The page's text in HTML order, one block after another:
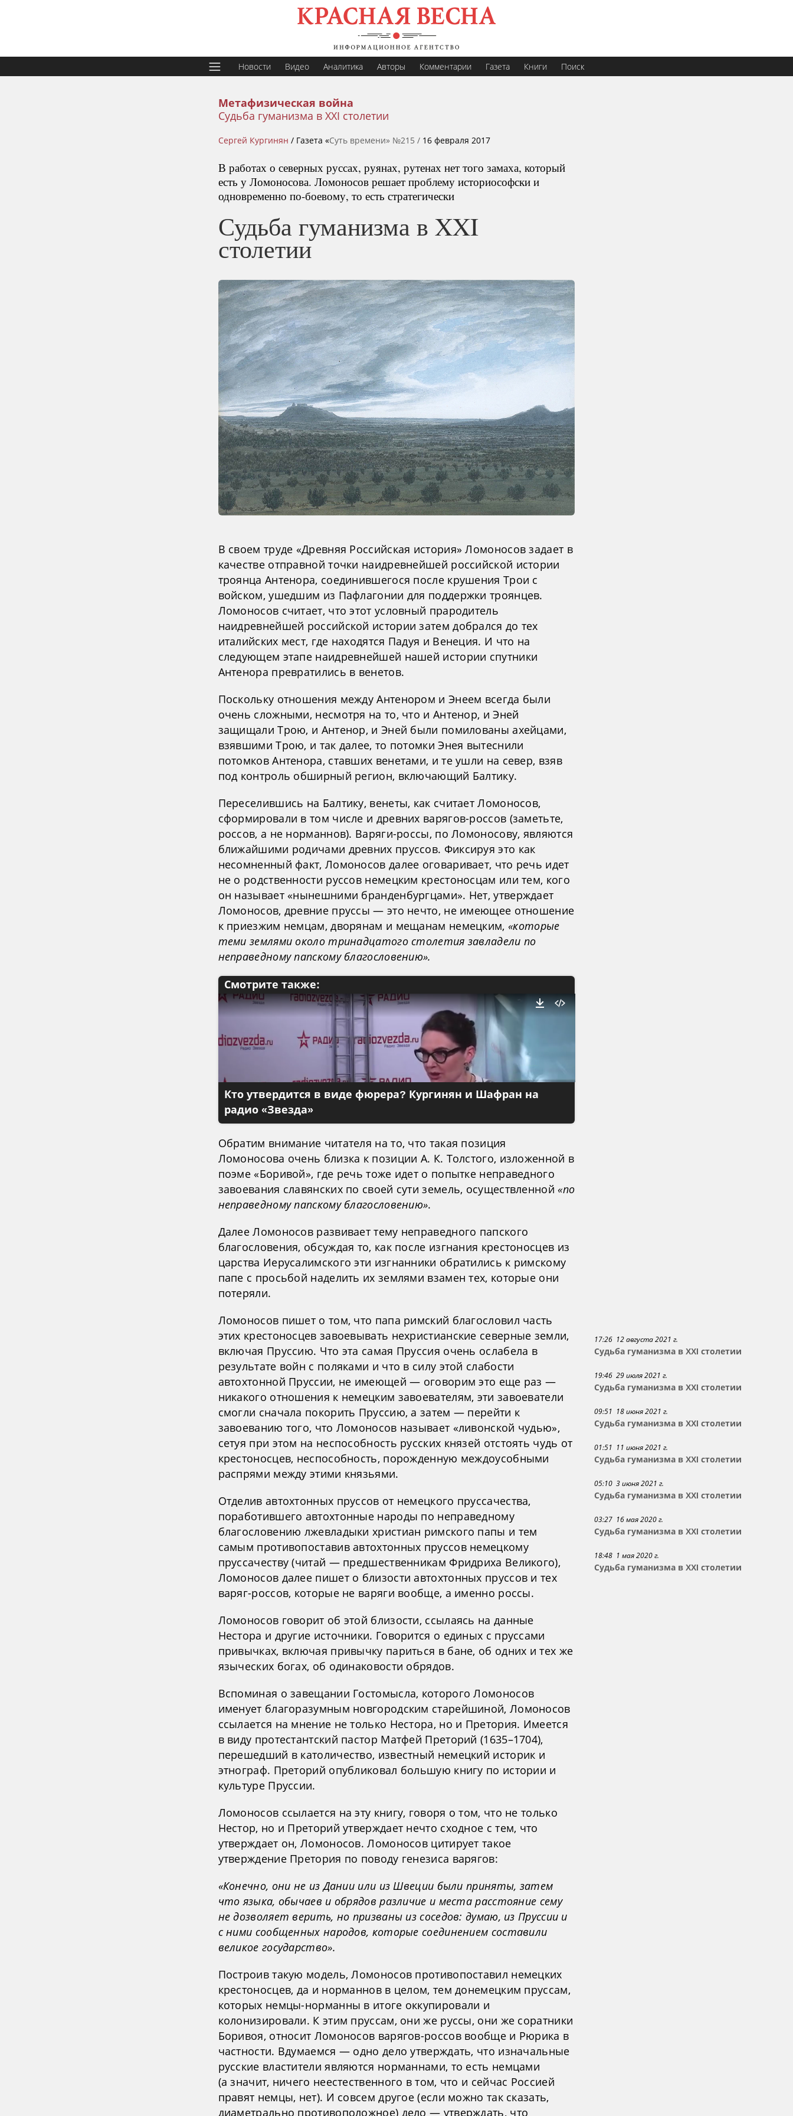
Новости Видео Аналитика Авторы Комментарии Газета Книги Поиск
Метафизическая война
Судьба гуманизма в XXI столетии
Сергей Кургинян / Газета «Суть времени» №215 / 16 февраля 2017
В работах о северных руссах, руянах, рутенах нет того замаха, который
есть у Ломоносова. Ломоносов решает проблему историософски и
одновременно по-боевому, то есть стратегически
Судьба гуманизма в XXI
столетии
В своем труде «Древняя Российская история» Ломоносов задает в
качестве отправной точки наидревнейшей российской истории
троянца Антенора, соединившегося после крушения Трои с
войском, ушедшим из Пафлагонии для поддержки троянцев.
Ломоносов считает, что этот условный прародитель
наидревнейшей российской истории затем добрался до тех
италийских мест, где находятся Падуя и Венеция. И что на
следующем этапе наидревнейшей нашей истории спутники
Антенора превратились в венетов.
Поскольку отношения между Антенором и Энеем всегда были
очень сложными, несмотря на то, что и Антенор, и Эней
защищали Трою, и Антенор, и Эней были помилованы ахейцами,
взявшими Трою, и так далее, то потомки Энея вытеснили
потомков Антенора, ставших венетами, и те ушли на север, взяв
под контроль обширный регион, включающий Балтику.
Переселившись на Балтику, венеты, как считает Ломоносов,
сформировали в том числе и древних варягов-россов (заметьте,
россов, а не норманнов). Варяги-россы, по Ломоносову, являются
ближайшими родичами древних пруссов. Фиксируя это как
несомненный факт, Ломоносов далее оговаривает, что речь идет
не о родственности руссов немецким крестоносцам или тем, кого
он называет «нынешними бранденбургцами». Нет, утверждает
Ломоносов, древние пруссы — это нечто, не имеющее отношение
к приезжим немцам, дворянам и мещанам немецким, «которые
теми землями около тринадцатого столетия завладели по
неправедному папскому благословению».
Смотрите также:
Кто утвердится в виде фюрера? Кургинян и Шафран на
радио «Звезда»
Обратим внимание читателя на то, что такая позиция
Ломоносова очень близка к позиции А. К. Толстого, изложенной в
поэме «Боривой», где речь тоже идет о попытке неправедного
завоевания славянских по своей сути земель, осуществленной«по
неправедному папскому благословению».
Далее Ломоносов развивает тему неправедного папского
благословения, обсуждая то, как после изгнания крестоносцев из
царства Иерусалимского эти изгнанники обратились к римскому
папе с просьбой наделить их землями взамен тех, которые они
потеряли.
Ломоносов пишет о том, что папа римский благословил часть
этих крестоносцев завоевывать нехристианские северные земли,
включая Пруссию. Что эта самая Пруссия очень ослабела в
результате войн с поляками и что в силу этой слабости
автохтонной Пруссии, не имеющей — оговорим это еще раз —
никакого отношения к немецким завоевателям, эти завоеватели
смогли сначала покорить Пруссию, а затем — перейти к
завоеванию того, что Ломоносов называет «ливонской чудью»,
сетуя при этом на неспособность русских князей отстоять чудь от
крестоносцев, неспособность, порожденную междоусобными
распрями между этими князьями.
Отделив автохтонных пруссов от немецкого пруссачества,
поработившего автохтонные народы по неправедному
благословению лжевладыки христиан римского папы и тем
самым противопоставив автохтонных пруссов немецкому
пруссачеству (читай — предшественникам Фридриха Великого),
Ломоносов далее пишет о близости автохтонных пруссов и тех
варяг-россов, которые не варяги вообще, а именно россы.
Ломоносов говорит об этой близости, ссылаясь на данные
Нестора и другие источники. Говорится о единых с пруссами
привычках, включая привычку париться в бане, об одних и тех же
языческих богах, об одинаковости обрядов.
Вспоминая о завещании Гостомысла, которого Ломоносов
именует благоразумным новгородским старейшиной, Ломоносов
ссылается на мнение не только Нестора, но и Претория. Имеется
в виду протестантский пастор Матфей Преторий (1635–1704),
перешедший в католичество, известный немецкий историк и
этнограф. Преторий опубликовал большую книгу по истории и
культуре Пруссии.
Ломоносов ссылается на эту книгу, говоря о том, что не только
Нестор, но и Преторий утверждает нечто сходное с тем, что
утверждает он, Ломоносов. Ломоносов цитирует такое
утверждение Претория по поводу генезиса варягов:
«Конечно, они не из Дании или из Швеции были приняты, затем
что языка, обычаев и обрядов различие и места расстояние сему
не дозволяет верить, но призваны из соседов: думаю, из Пруссии и
с ними сообщенных народов, которые соединением составили
великое государство».
Построив такую модель, Ломоносов противопоставил немецких
крестоносцев, да и норманнов в целом, тем донемецким пруссам,
которых немцы-норманны в итоге оккупировали и
колонизировали. К этим пруссам, они же руссы, они же соратники
Боривоя, относит Ломоносов варягов-россов вообще и Рюрика в
частности. Вдумаемся — одно дело утверждать, что изначальные
русские властители являются норманнами, то есть немцами
(а значит, ничего неестественного в том, что и сейчас Россией
правят немцы, нет). И совсем другое (если можно так сказать,
диаметрально противоположное) дело — утверждать, что
17:26 12 августа 2021 г.
Судьба гуманизма в XXI столетии
19:46 29 июля 2021 г.
Судьба гуманизма в XXI столетии
09:51 18 июня 2021 г.
Судьба гуманизма в XXI столетии
01:51 11 июня 2021 г.
Судьба гуманизма в XXI столетии
05:10 3 июня 2021 г.
Судьба гуманизма в XXI столетии
03:27 16 мая 2020 г.
Судьба гуманизма в XXI столетии
18:48 1 мая 2020 г.
Судьба гуманизма в XXI столетии